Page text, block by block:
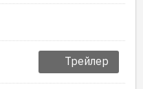
Трейлер